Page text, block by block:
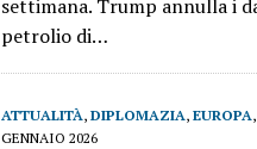
settimana. Trump annulla i
petrolio di…
ATTUALITÀ, DIPLOMAZIA, EUROPA,
GENNAIO 2026